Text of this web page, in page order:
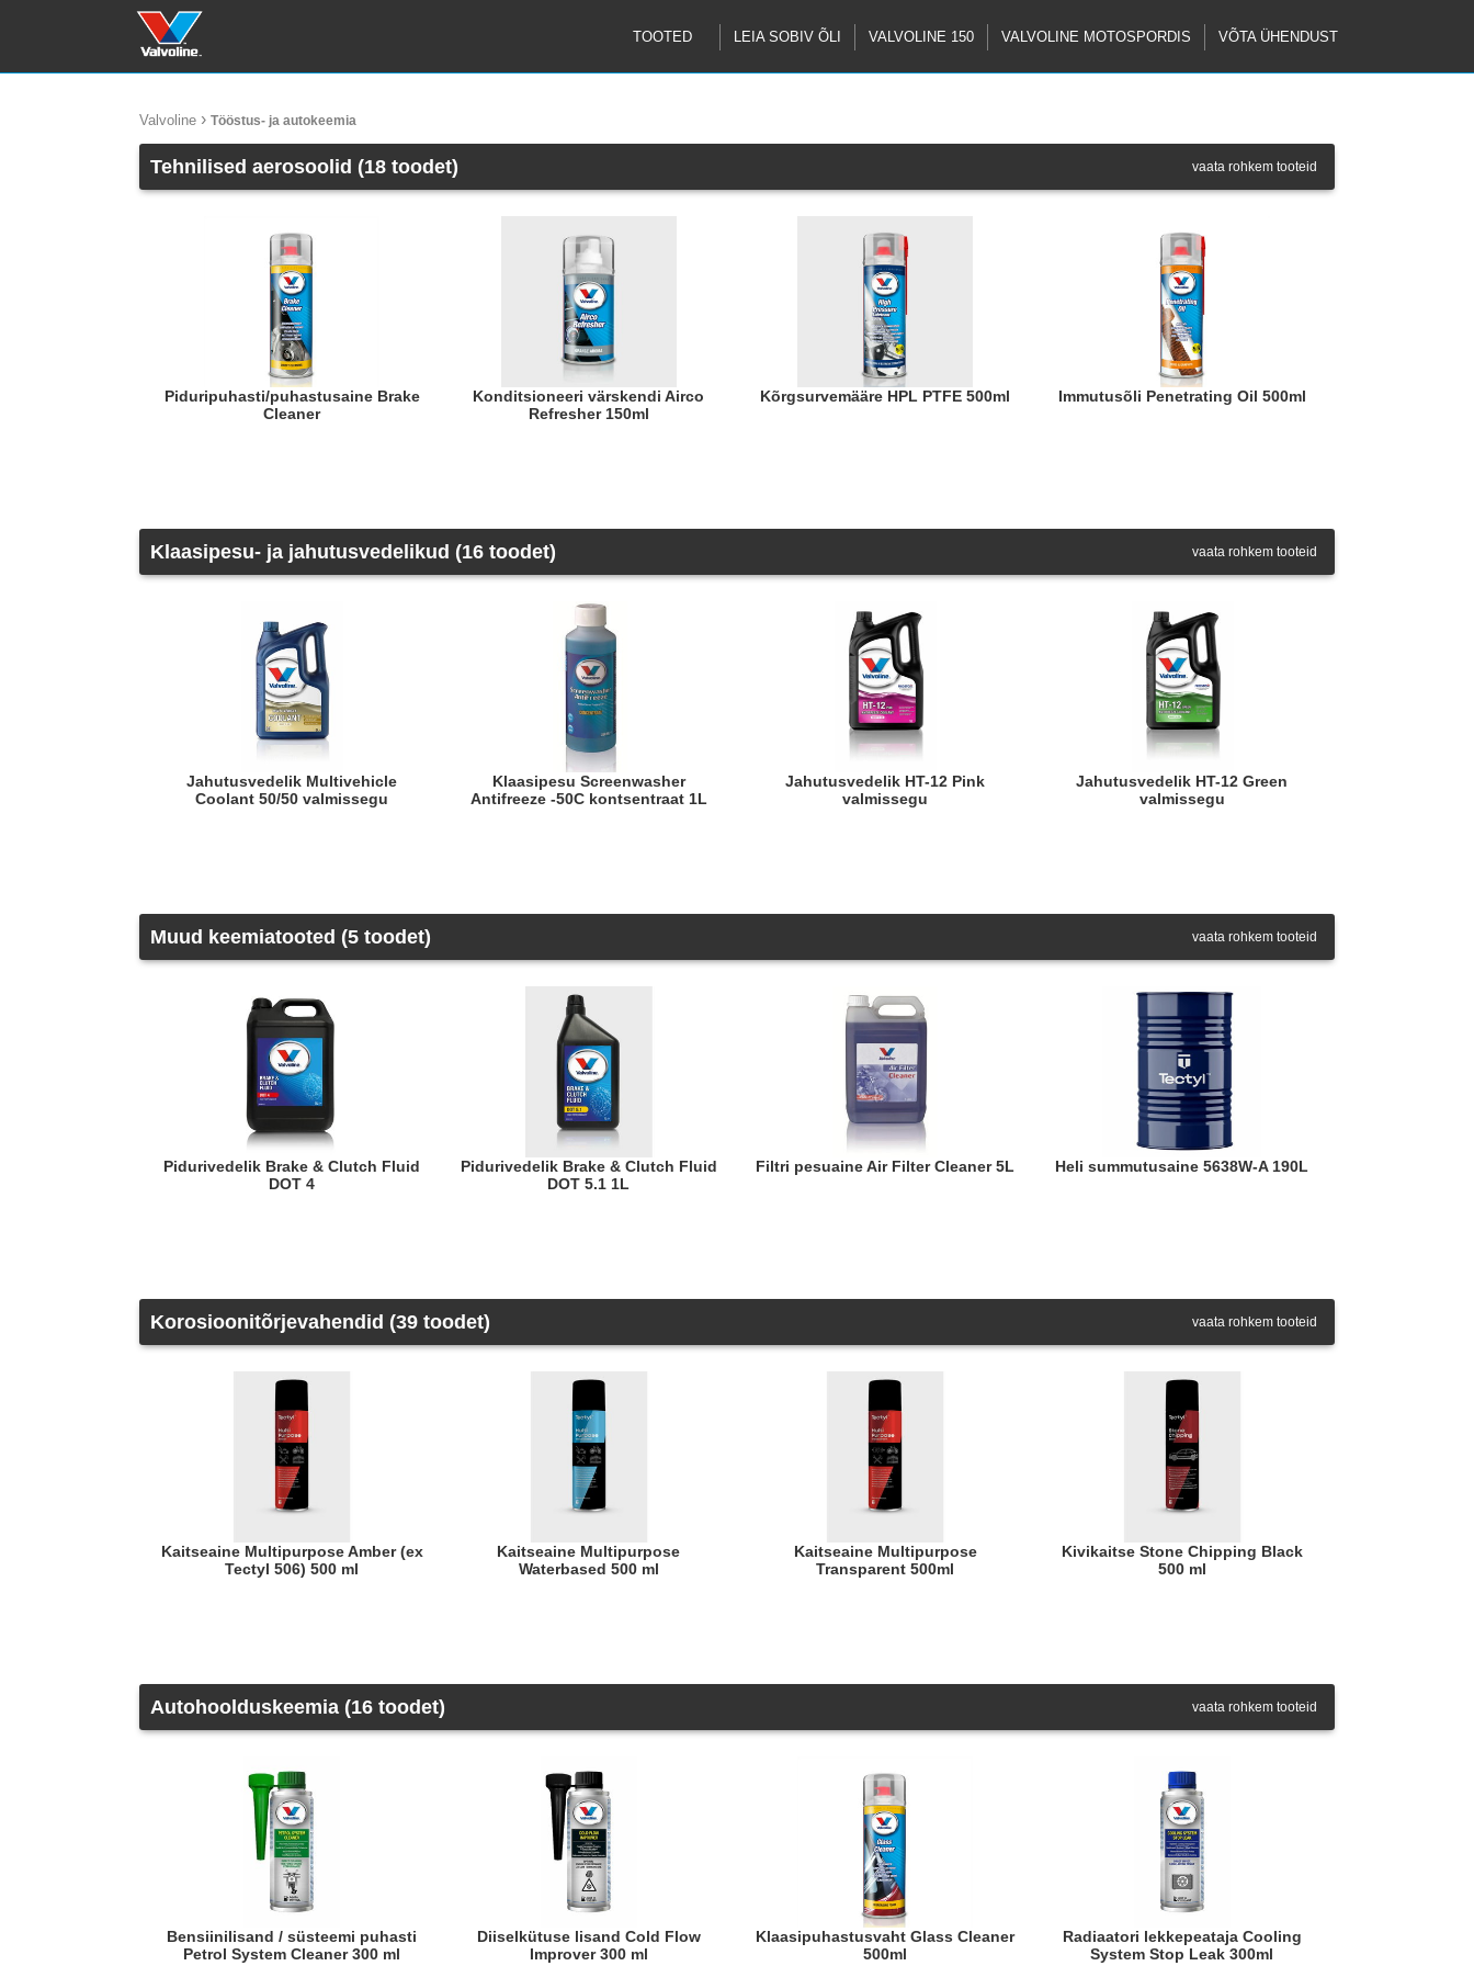
TOOTED LEIA SOBIV ÕLI VALVOLINE 150 VALVOLINE MOTOSPORDIS VÕTA ÜHENDUST
Valvoline › Tööstus- ja autokeemia
Tehnilised aerosoolid (18 toodet) vaata rohkem tooteid
Piduripuhasti/puhastusaine Brake
Cleaner
Konditsioneeri värskendi Airco
Refresher 150ml
Kõrgsurvemääre HPL PTFE 500ml Immutusõli Penetrating Oil 500ml
Klaasipesu- ja jahutusvedelikud (16 toodet) vaata rohkem tooteid
Jahutusvedelik Multivehicle
Coolant 50/50 valmissegu
Klaasipesu Screenwasher
Antifreeze -50C kontsentraat 1L
Jahutusvedelik HT-12 Pink
valmissegu
Jahutusvedelik HT-12 Green
valmissegu
Muud keemiatooted (5 toodet) vaata rohkem tooteid
Pidurivedelik Brake & Clutch Fluid
DOT 4
Pidurivedelik Brake & Clutch Fluid
DOT 5.1 1L
Filtri pesuaine Air Filter Cleaner 5L Heli summutusaine 5638W-A 190L
Korosioonitõrjevahendid (39 toodet) vaata rohkem tooteid
Kaitseaine Multipurpose Amber (ex
Tectyl 506) 500 ml
Kaitseaine Multipurpose
Waterbased 500 ml
Kaitseaine Multipurpose
Transparent 500ml
Kivikaitse Stone Chipping Black
500 ml
Autohoolduskeemia (16 toodet) vaata rohkem tooteid
Bensiinilisand / süsteemi puhasti
Petrol System Cleaner 300 ml
Diiselkütuse lisand Cold Flow
Improver 300 ml
Klaasipuhastusvaht Glass Cleaner
500ml
Radiaatori lekkepeataja Cooling
System Stop Leak 300ml